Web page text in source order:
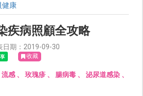
健康
疾病照顧全攻略
日期：2019-09-30
收藏
流感 、玫瑰疹 、 腸病毒 、泌尿道感染 、